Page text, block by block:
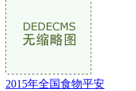
2015年全国食物平安